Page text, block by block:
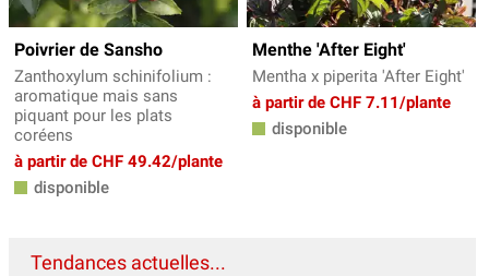
Poivrier de Sansho
Zanthoxylum schinifolium :
aromatique mais sans
piquant pour les plats
coréens
à partir de CHF 49.42/plante
disponible
Menthe 'After Eight'
Mentha x piperita 'After Eight'
à partir de CHF 7.11/plante
disponible
Tendances actuelles...